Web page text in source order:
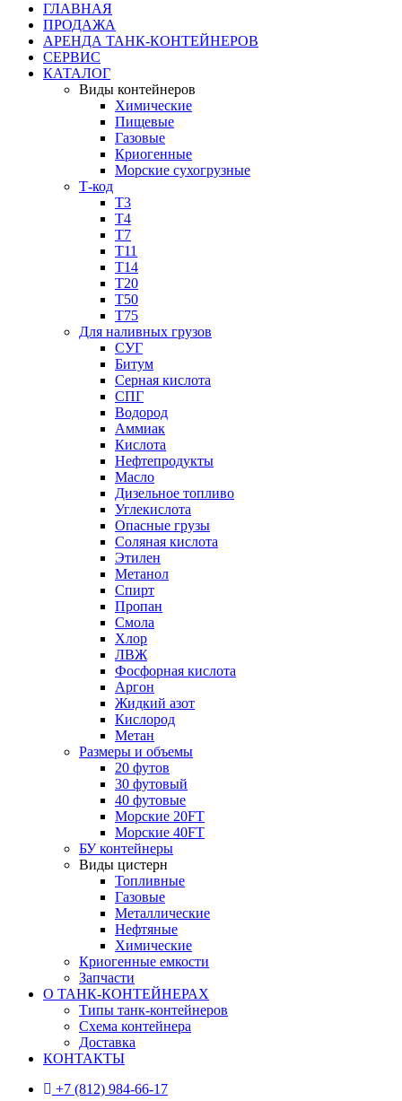
ГЛАВНАЯ
ПРОДАЖА
АРЕНДА ТАНК-КОНТЕЙНЕРОВ
СЕРВИС
КАТАЛОГ
Виды контейнеров
Химические
Пищевые
Газовые
Криогенные
Морские сухогрузные
Т-код
Т3
Т4
Т7
Т11​
Т14
Т20
Т50
Т75
Для наливных грузов
СУГ
Битум
Серная кислота
СПГ
Водород
Аммиак
Кислота
Нефтепродукты
Масло
Дизельное топливо
Углекислота
Опасные грузы
Соляная кислота
Этилен
Метанол
Спирт
Пропан
Смола
Хлор
ЛВЖ
Фосфорная кислота
Аргон
Жидкий азот
Кислород
Метан
Размеры и объемы
20 футов
30 футовый
40 футовые
Морские 20FT
Морские 40FT
БУ контейнеры
Виды цистерн
Топливные
Газовые
Металлические
Нефтяные
Химические
Криогенные емкости
Запчасти
О ТАНК-КОНТЕЙНЕРАХ
Типы танк-контейнеров
Схема контейнера
Доставка
КОНТАКТЫ
+7 (812) 984-66-17